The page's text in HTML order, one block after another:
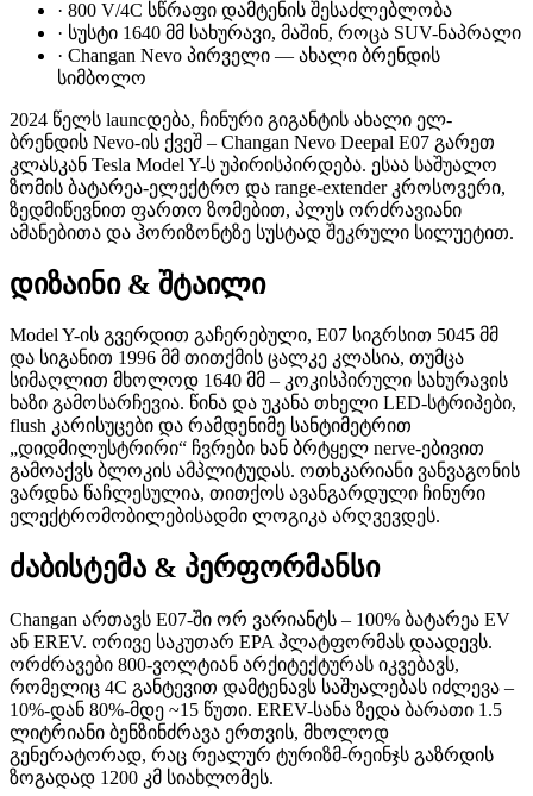
· 800 V/4C სწრაფი დამტენის შესაძლებლობა
· სუსტი 1640 მმ სახურავი, მაშინ, როცა SUV-ნაპრალი
· Changan Nevo პირველი — ახალი ბრენდის
სიმბოლო
2024 წელს launcდება, ჩინური გიგანტის ახალი ელ-
ბრენდის Nevo-ის ქვეშ – Changan Nevo Deepal E07 გარეთ
კლასკან Tesla Model Y-ს უპირისპირდება. ესაა საშუალო
ზომის ბატარეა-ელექტრო და range-extender კროსოვერი,
ზედმიწევნით ფართო ზომებით, პლუს ორძრავიანი
ამანებითა და ჰორიზონტზე სუსტად შეკრული სილუეტით.
დიზაინი & შტაილი
Model Y-ის გვერდით გაჩერებული, E07 სიგრსით 5045 მმ
და სიგანით 1996 მმ თითქმის ცალკე კლასია, თუმცა
სიმაღლით მხოლოდ 1640 მმ – კოკისპირული სახურავის
ხაზი გამოსარჩევია. წინა და უკანა თხელი LED-სტრიპები,
flush კარისუცები და რამდენიმე სანტიმეტრით
„დიდმილუსტრირი“ ჩვრები ხან ბრტყელ nerve-ებივით
გამოაქვს ბლოკის ამპლიტუდას. ოთხკარიანი ვანვაგონის
ვარდნა წაჩლესულია, თითქოს ავანგარდული ჩინური
ელექტრომობილებისადმი ლოგიკა არღვევდეს.
ძაბისტემა & პერფორმანსი
Changan ართავს E07-ში ორ ვარიანტს – 100% ბატარეა EV
ან EREV. ორივე საკუთარ EPA პლატფორმას დაადევს.
ორძრავები 800-ვოლტიან არქიტექტურას იკვებავს,
რომელიც 4C განტევით დამტენავს საშუალებას იძლევა –
10%-დან 80%-მდე ~15 წუთი. EREV-სანა ზედა ბარათი 1.5
ლიტრიანი ბენზინძრავა ერთვის, მხოლოდ
გენერატორად, რაც რეალურ ტურიზმ-რეინჯს გაზრდის
ზოგადად 1200 კმ სიახლომეს.